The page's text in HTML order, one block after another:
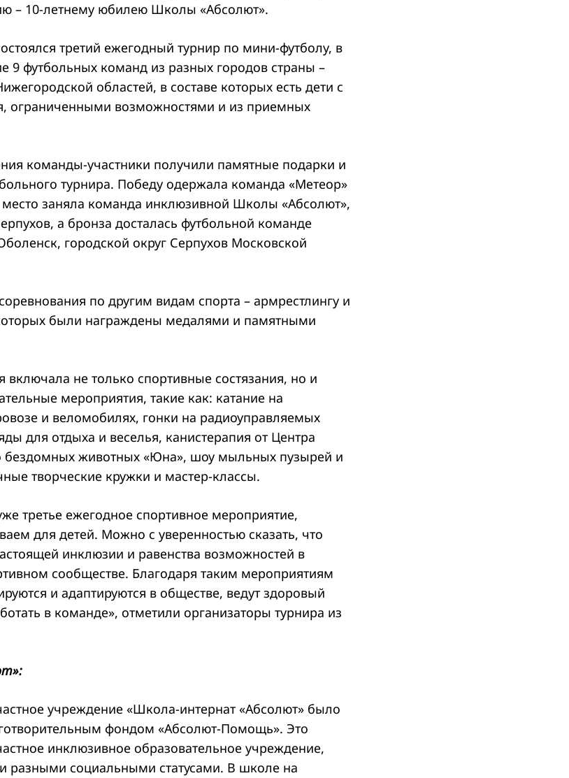
– 10-летнему юбилею Школы «Абсолют».
третий ежегодный турнир по мини-футболу, в
9 футбольных команд из разных городов страны –
областей, в составе которых есть дети с
ограниченными возможностями и из приемных
команды-участники получили памятные подарки и
турнира. Победу одержала команда «Метеор»
место заняла команда инклюзивной Школы «Абсолют»,
а бронза досталась футбольной команде
городской округ Серпухов Московской
по другим видам спорта – армрестлингу и
были награждены медалями и памятными
не только спортивные состязания, но и
мероприятия, такие как: катание на
и веломобилях, гонки на радиоуправляемых
для отдыха и веселья, канистерапия от Центра
бездомных животных «Юна», шоу мыльных пузырей и
творческие кружки и мастер-классы.
третье ежегодное спортивное мероприятие,
для детей. Можно с уверенностью сказать, что
инклюзии и равенства возможностей в
сообществе. Благодаря таким мероприятиям
и адаптируются в обществе, ведут здоровый
в команде», отметили организаторы турнира из
учреждение «Школа-интернат «Абсолют» было
фондом «Абсолют-Помощь». Это
инклюзивное образовательное учреждение,
разными социальными статусами. В школе на